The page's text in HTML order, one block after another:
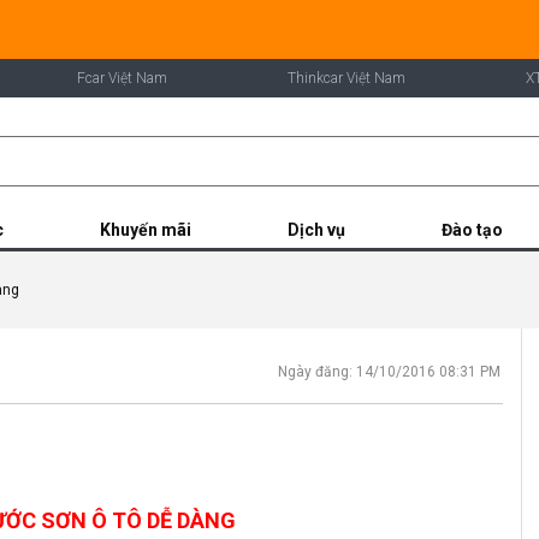
Fcar Việt Nam Thinkcar Việt Nam
Khuyến mãi Dịch vụ Đào tạo
Ngày đăng: 14/10/2016 08:31 PM
SƠN Ô TÔ DỄ DÀNG